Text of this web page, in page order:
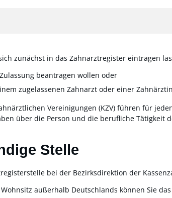
zunächst in das Zahnarztregister eintragen
beantragen wollen oder
zugelassenen Zahnarzt oder einer
Vereinigungen (KZV) führen für
über die Person und die berufliche Tätigkeit
Stelle
bei der Bezirksdirektion der
Wohnsitz außerhalb Deutschlands können Sie